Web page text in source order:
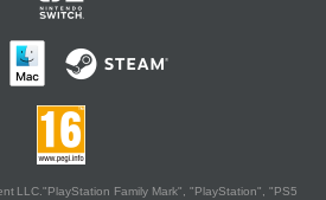
LLC."PlayStation Family Mark", "PlayStation", "PS5